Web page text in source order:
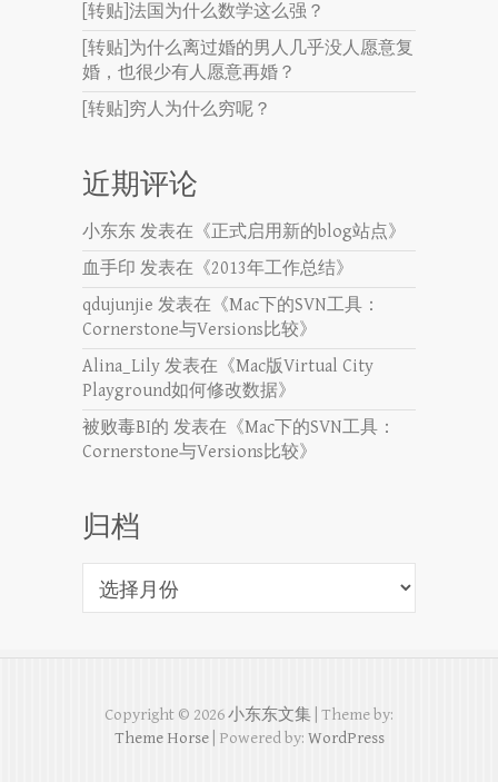
[转贴]法国为什么数学这么强？
[转贴]为什么离过婚的男人几乎没人愿意复
婚，也很少有人愿意再婚？
[转贴]穷人为什么穷呢？
近期评论
小东东 发表在《正式启用新的blog站点》
血手印 发表在《2013年工作总结》
qdujunjie 发表在《Mac下的SVN工具：
Cornerstone与Versions比较》
Alina_Lily 发表在《Mac版Virtual City
Playground如何修改数据》
被败毒BI的 发表在《Mac下的SVN工具：
Cornerstone与Versions比较》
归档
Copyright © 2026小东东文集 | Theme by:
Theme Horse| Powered by: WordPress